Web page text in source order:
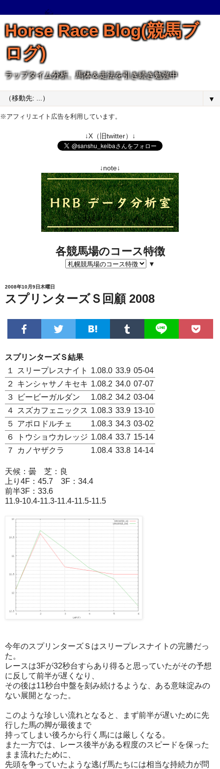
Horse Race Blog(競馬ブ
ログ)
ラップタイム分析、馬体＆走法を引き続き勉強中
▼
※アフィリエイト広告を利用しています。
↓X（旧twitter）↓
↓note↓
各競馬場のコース特徴
▼
2008年10月9日木曜日
スプリンターズＳ回顧 2008
スプリンターズＳ結果
１
スリープレスナイト 1.08.0 33.9 05-04
２
キンシャサノキセキ 1.08.2 34.0 07-07
３
ビービーガルダン 1.08.2 34.2 03-04
４
スズカフェニックス 1.08.3 33.9 13-10
５
アポロドルチェ 1.08.3 34.3 03-02
６
トウショウカレッジ 1.08.4 33.7 15-14
７
カノヤザクラ 1.08.4 33.8 14-14
天候：曇 芝：良
上り4F：45.7 3F：34.4
前半3F：33.6
11.9-10.4-11.3-11.4-11.5-11.5
今年のスプリンターズＳはスリープレスナイトの完勝だっ
た。
レースは3Fが32秒台すらあり得ると思っていたがその予想
に反して前半が遅くなり、
その後は11秒台中盤を刻み続けるような、ある意味淀みの
ない展開となった。
このような珍しい流れとなると、まず前半が遅いために先
行した馬の脚が最後まで
持ってしまい後ろから行く馬には厳しくなる。
また一方では、レース後半がある程度のスピードを保った
まま流れたために、
先頭を争っていたような逃げ馬たちには相当な持続力が問